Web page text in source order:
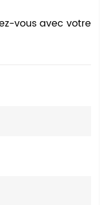
vous avec votre